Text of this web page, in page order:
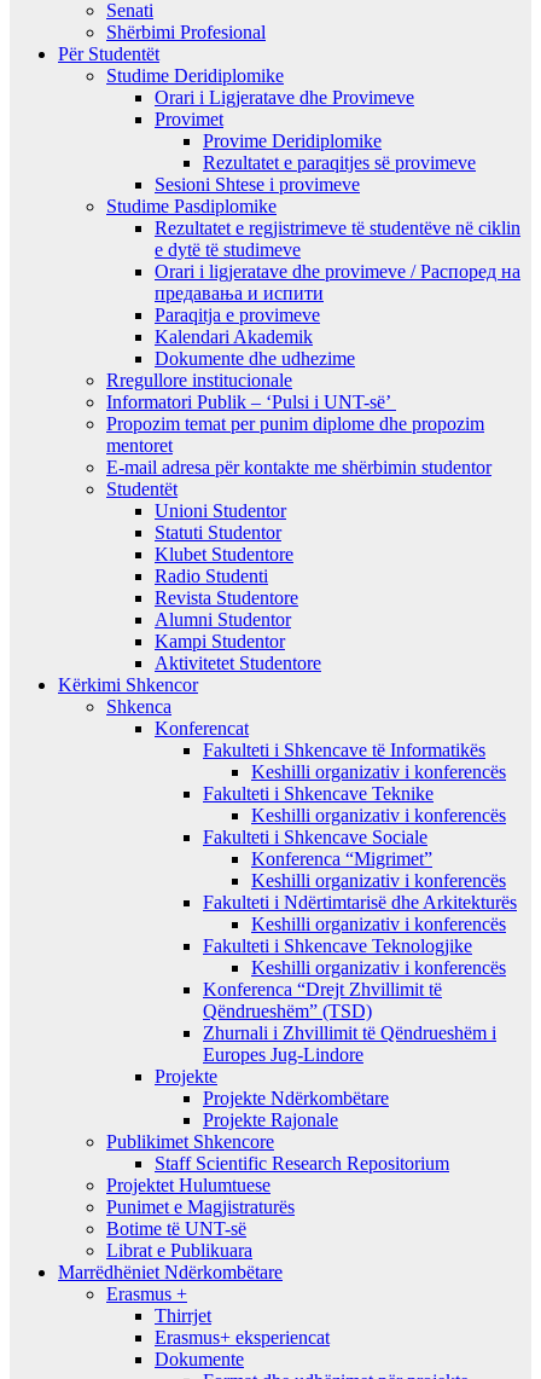
Senati
Shërbimi Profesional
Për Studentët
Studime Deridiplomike
Orari i Ligjeratave dhe Provimeve
Provimet
Provime Deridiplomike
Rezultatet e paraqitjes së provimeve
Sesioni Shtese i provimeve
Studime Pasdiplomike
Rezultatet e regjistrimeve të studentëve në ciklin
e dytë të studimeve
Orari i ligjeratave dhe provimeve / Распоред на
предавањa и испити
Paraqitja e provimeve
Kalendari Akademik
Dokumente dhe udhezime
Rregullore institucionale
Informatori Publik – ‘Pulsi i UNT-së’
Propozim temat per punim diplome dhe propozim
mentoret
E-mail adresa për kontakte me shërbimin studentor
Studentët
Unioni Studentor
Statuti Studentor
Klubet Studentore
Radio Studenti
Revista Studentore
Alumni Studentor
Kampi Studentor
Aktivitetet Studentore
Kërkimi Shkencor
Shkenca
Konferencat
Fakulteti i Shkencave të Informatikës
Keshilli organizativ i konferencës
Fakulteti i Shkencave Teknike
Keshilli organizativ i konferencës
Fakulteti i Shkencave Sociale
Konferenca “Migrimet”
Keshilli organizativ i konferencës
Fakulteti i Ndërtimtarisë dhe Arkitekturës
Keshilli organizativ i konferencës
Fakulteti i Shkencave Teknologjike
Keshilli organizativ i konferencës
Konferenca “Drejt Zhvillimit të
Qëndrueshëm” (TSD)
Zhurnali i Zhvillimit të Qëndrueshëm i
Europes Jug-Lindore
Projekte
Projekte Ndërkombëtare
Projekte Rajonale
Publikimet Shkencore
Staff Scientific Research Repositorium
Projektet Hulumtuese
Punimet e Magjistraturës
Botime të UNT-së
Librat e Publikuara
Marrëdhëniet Ndërkombëtare
Erasmus +
Thirrjet
Erasmus+ eksperiencat
Dokumente